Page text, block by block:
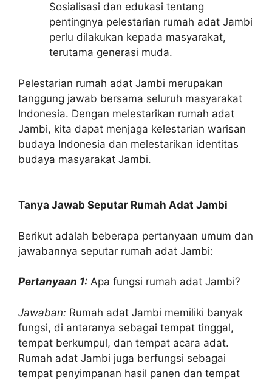
Sosialisasi dan edukasi tentang
pentingnya pelestarian rumah adat Jambi
perlu dilakukan kepada masyarakat,
terutama generasi muda.
Pelestarian rumah adat Jambi merupakan
tanggung jawab bersama seluruh masyarakat
Indonesia. Dengan melestarikan rumah adat
Jambi, kita dapat menjaga kelestarian warisan
budaya Indonesia dan melestarikan identitas
budaya masyarakat Jambi.
Tanya Jawab Seputar Rumah Adat Jambi
Berikut adalah beberapa pertanyaan umum dan
jawabannya seputar rumah adat Jambi:
Pertanyaan 1: Apa fungsi rumah adat Jambi?
Jawaban: Rumah adat Jambi memiliki banyak
fungsi, di antaranya sebagai tempat tinggal,
tempat berkumpul, dan tempat acara adat.
Rumah adat Jambi juga berfungsi sebagai
tempat penyimpanan hasil panen dan tempat